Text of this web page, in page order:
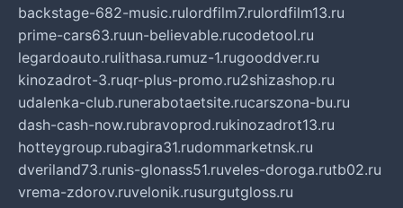
backstage-682-music.rulordfilm7.rulordfilm13.ru
prime-cars63.ruun-believable.rucodetool.ru
legardoauto.rulithasa.rumuz-1.rugooddver.ru
kinozadrot-3.ruqr-plus-promo.ru2shizashop.ru
udalenka-club.runerabotaetsite.rucarszona-bu.ru
dash-cash-now.rubravoprod.rukinozadrot13.ru
hotteygroup.rubagira31.rudommarketnsk.ru
dveriland73.runis-glonass51.ruveles-doroga.rutb02.ru
vrema-zdorov.ruvelonik.rusurgutgloss.ru